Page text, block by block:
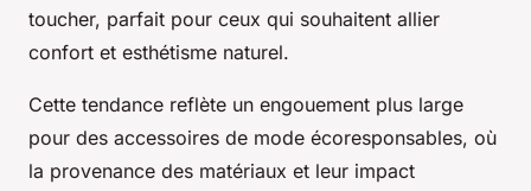
toucher, parfait pour ceux qui souhaitent allier
confort et esthétisme naturel.
Cette tendance reflète un engouement plus large
pour des accessoires de mode écoresponsables, où
la provenance des matériaux et leur impact